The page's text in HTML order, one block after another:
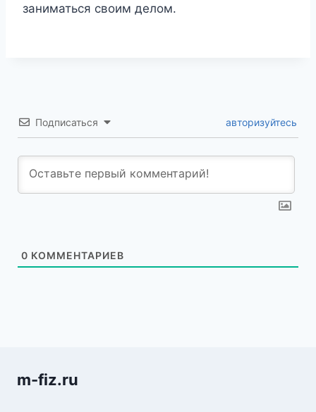
заниматься своим делом.
Подписаться авторизуйтесь
0 КОММЕНТАРИЕВ
m-fiz.ru